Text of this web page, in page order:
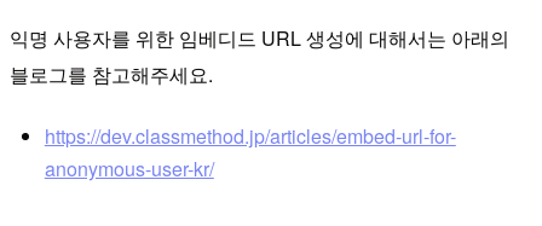
익명 사용자를 위한 임베디드 URL 생성에 대해서는 아래의
블로그를 참고해주세요.
https://dev.classmethod.jp/articles/embed-url-for-
anonymous-user-kr/